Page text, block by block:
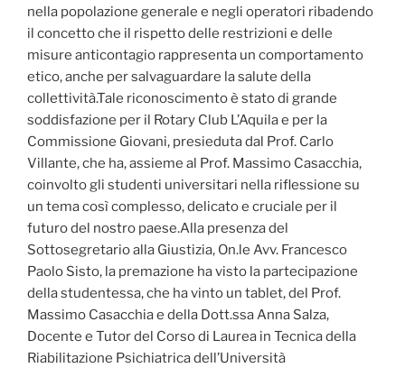
nella popolazione generale e negli operatori ribadendo
il concetto che il rispetto delle restrizioni e delle
misure anticontagio rappresenta un comportamento
etico, anche per salvaguardare la salute della
collettività.Tale riconoscimento è stato di grande
soddisfazione per il Rotary Club L’Aquila e per la
Commissione Giovani, presieduta dal Prof. Carlo
Villante, che ha, assieme al Prof. Massimo Casacchia,
coinvolto gli studenti universitari nella riflessione su
un tema così complesso, delicato e cruciale per il
futuro del nostro paese.Alla presenza del
Sottosegretario alla Giustizia, On.le Avv. Francesco
Paolo Sisto, la premazione ha visto la partecipazione
della studentessa, che ha vinto un tablet, del Prof.
Massimo Casacchia e della Dott.ssa Anna Salza,
Docente e Tutor del Corso di Laurea in Tecnica della
Riabilitazione Psichiatrica dell’Università